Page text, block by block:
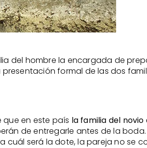
del hombre la encargada de
formal de las dos
en este país la familia del
de entregarle antes de la
será la dote, la pareja no se